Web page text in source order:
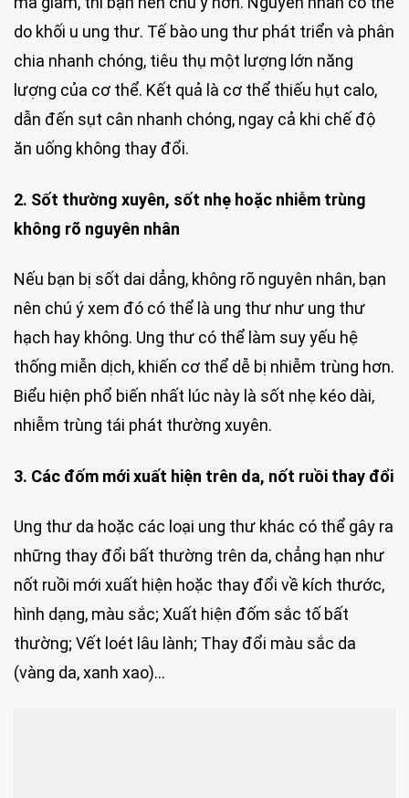
do khối u ung thư. Tế bào ung thư phát triển và phân
chia nhanh chóng, tiêu thụ một lượng lớn năng
lượng của cơ thể. Kết quả là cơ thể thiếu hụt calo,
dẫn đến sụt cân nhanh chóng, ngay cả khi chế độ
ăn uống không thay đổi.
2. Sốt thường xuyên, sốt nhẹ hoặc nhiễm trùng
không rõ nguyên nhân
Nếu bạn bị sốt dai dẳng, không rõ nguyên nhân, bạn
nên chú ý xem đó có thể là ung thư như ung thư
hạch hay không. Ung thư có thể làm suy yếu hệ
thống miễn dịch, khiến cơ thể dễ bị nhiễm trùng hơn.
Biểu hiện phổ biến nhất lúc này là sốt nhẹ kéo dài,
nhiễm trùng tái phát thường xuyên.
3. Các đốm mới xuất hiện trên da, nốt ruồi thay đổi
Ung thư da hoặc các loại ung thư khác có thể gây ra
những thay đổi bất thường trên da, chẳng hạn như
nốt ruồi mới xuất hiện hoặc thay đổi về kích thước,
hình dạng, màu sắc; Xuất hiện đốm sắc tố bất
thường; Vết loét lâu lành; Thay đổi màu sắc da
(vàng da, xanh xao)…